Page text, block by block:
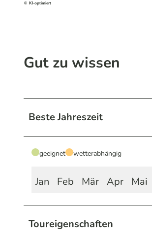
© KI-optimiert
Gut zu wissen
Beste Jahreszeit
geeignet wetterabhängig
Jan Feb Mär Apr Mai
Toureigenschaften